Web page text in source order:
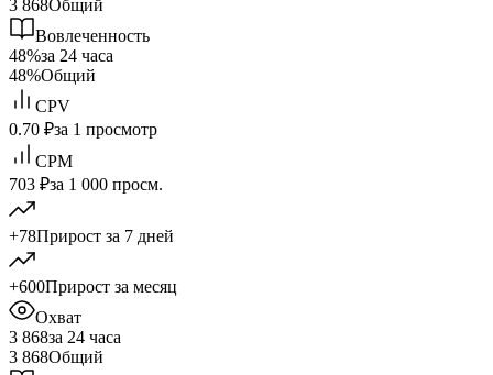
3 868Общий
Вовлеченность
48%за 24 часа
48%Общий
CPV
0.70 ₽за 1 просмотр
CPM
703 ₽за 1 000 просм.
+78Прирост за 7 дней
+600Прирост за месяц
Охват
3 868за 24 часа
3 868Общий